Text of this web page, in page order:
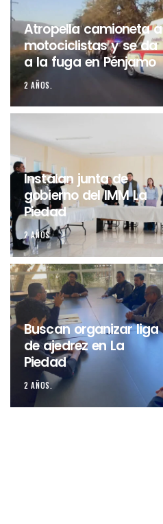
Atropella camioneta a
motociclistas y se da
a la fuga en Pénjamo
2 AÑOS.
Instalan junta de
gobierno del IMM La
Piedad
2 AÑOS.
Buscan organizar liga
de ajedrez en La
Piedad
2 AÑOS.